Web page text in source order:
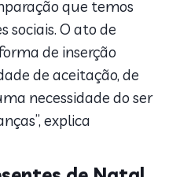
que temos
sociais. O ato de
de inserção
de aceitação, de
necessidade do ser
explica